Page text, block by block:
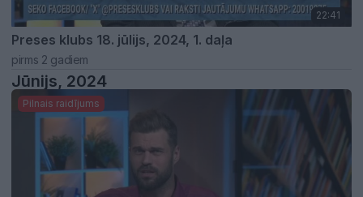
22:41
Preses klubs 18. jūlijs, 2024, 1. daļa
pirms 2 gadiem
Jūnijs, 2024
Pilnais raidījums